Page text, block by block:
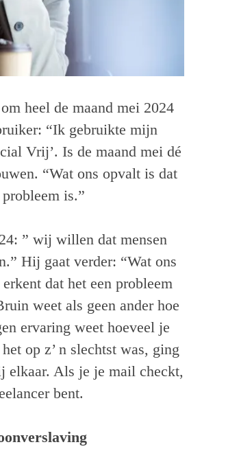
heel de maand mei 2024
“Ik gebruikte mijn
Vrij’. Is de maand mei dé
“Wat ons opvalt is dat
is.”
” wij willen dat mensen
Hij gaat verder: “Wat ons
dat het een probleem
weet als geen ander hoe
ervaring weet hoeveel je
op z’ n slechtst was, ging
elkaar. Als je je mail checkt,
bent.